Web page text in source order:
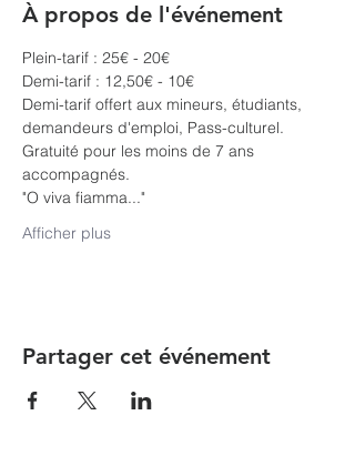
À propos de l'événement
Plein-tarif : 25€ - 20€
Demi-tarif : 12,50€ - 10€
Demi-tarif offert aux mineurs, étudiants,
demandeurs d'emploi, Pass-culturel.
Gratuité pour les moins de 7 ans
accompagnés.
"O viva fiamma..."
Afficher plus
Partager cet événement